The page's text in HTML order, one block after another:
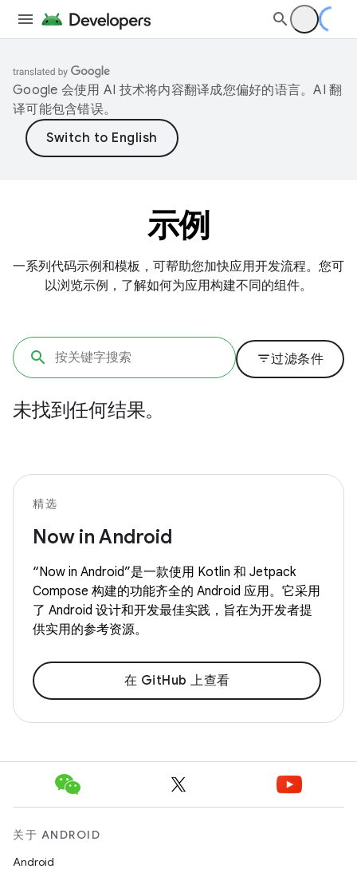
Google 会使用 AI 技术将内容翻译成您偏好的语言。AI 翻
译可能包含错误。
示例
一系列代码示例和模板，可帮助您加快应用开发流程。您可
以浏览示例，了解如何为应用构建不同的组件。
filter_list过滤条件
未找到任何结果。
精选
Now in Android
“Now in Android”是一款使用 Kotlin 和 Jetpack
Compose 构建的功能齐全的 Android 应用。它采用
了 Android 设计和开发最佳实践，旨在为开发者提
供实用的参考资源。
在 GitHub 上查看
关于 ANDROID
Android